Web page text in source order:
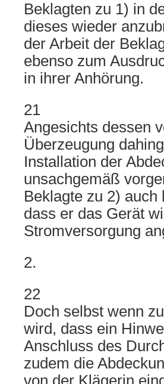
Beklagten zu 1) in
dieses wieder
der Arbeit der
ebenso zum
in ihrer Anhörung.
21
Angesichts dessen
Überzeugung
Installation der
unsachgemäß
Beklagte zu 2)
dass er das Gerät
Stromversorgung
2.
22
Doch selbst wenn
wird, dass ein
Anschluss des
zudem die
von der Klägerin